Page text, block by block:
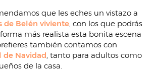
que les eches un vistazo a
de Belén viviente, con los que podrás
más realista esta bonita escena
también contamos con
de Navidad, tanto para adultos como
de la casa.